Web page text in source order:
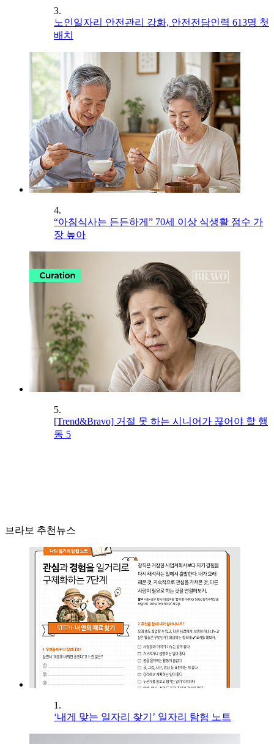
3.
노인일자리 안전관리 강화, 안전전담인력 613명 첫
배치
4.
“아침식사는 든든하게” 70세 이상 식생활 점수 가
장 높아
5.
[Trend&Bravo] 거절 못 하는 시니어가 끊어야 할 행
동 5
브라보 추천뉴스
1.
‘내게 맞는 일자리 찾기’ 일자리 탐험 노트